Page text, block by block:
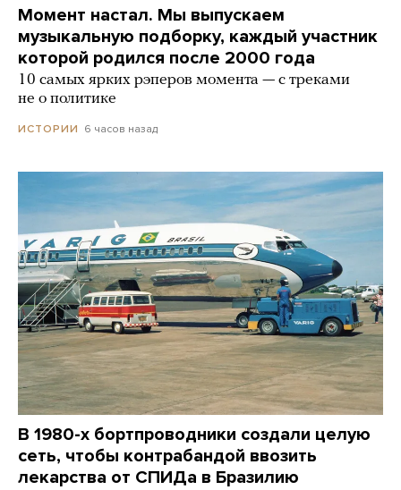
Момент настал. Мы выпускаем
музыкальную подборку, каждый участник
которой родился после 2000 года
10 самых ярких рэперов момента — с треками
не о политике
ИСТОРИИ 6 часов назад
В 1980-х бортпроводники создали целую
сеть, чтобы контрабандой ввозить
лекарства от СПИДа в Бразилию